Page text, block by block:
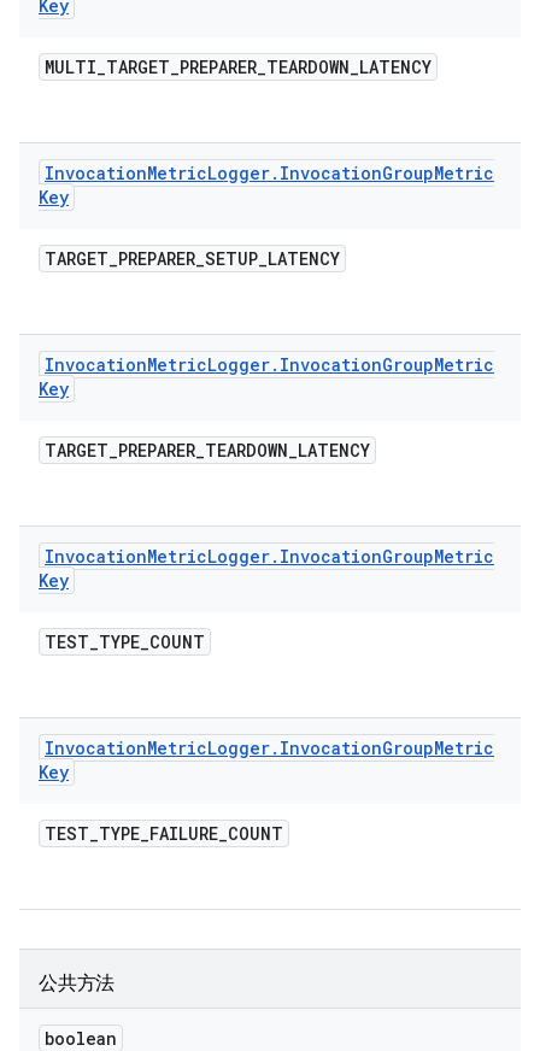
Key
MULTI_TARGET_PREPARER_TEARDOWN_LATENCY
InvocationMetricLogger. InvocationGroupMetric
Key
TARGET_PREPARER_SETUP_LATENCY
InvocationMetricLogger. InvocationGroupMetric
Key
TARGET_PREPARER_TEARDOWN_LATENCY
InvocationMetricLogger. InvocationGroupMetric
Key
TEST_TYPE_COUNT
InvocationMetricLogger. InvocationGroupMetric
Key
TEST_TYPE_FAILURE_COUNT
公共方法
boolean